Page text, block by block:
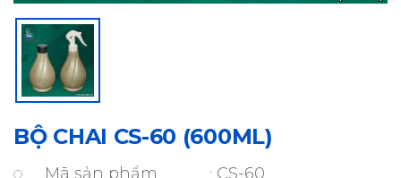
BỘ CHAI CS-60 (600ML)
Mã sản phẩm CS-60